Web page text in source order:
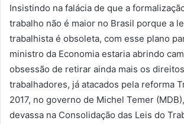
Insistindo na falácia de que a
trabalho não é maior no Brasil porque a
trabalhista é obsoleta, com esse plano
ministro da Economia estaria abrindo
obsessão de retirar ainda mais os
trabalhadores, já atacados pela reforma
2017, no governo de Michel Temer
devassa na Consolidação das Leis do